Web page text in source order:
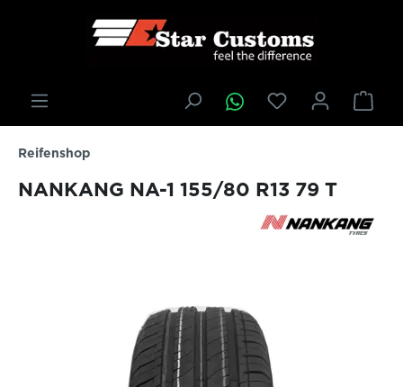
springen
Reifenshop
NANKANG NA-1 155/80 R13 79 T